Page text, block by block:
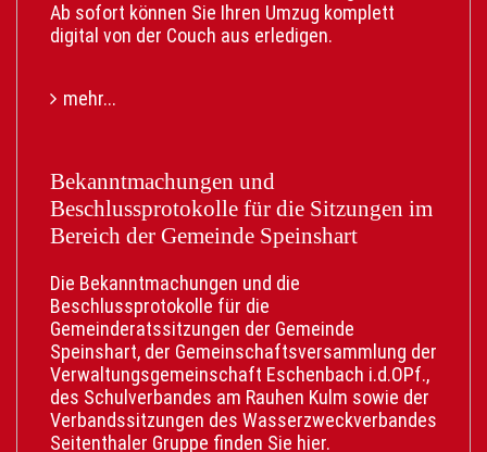
Ab sofort können Sie Ihren Umzug komplett
digital von der Couch aus erledigen.
• Keine Wartezeit: Unabhängig von den
Rathaus entfällt.
• Digitale Meldebescheinigung: Nach
Bestätigung des Einwohnermeldeamtes direkt
als Download mit offiziellem digitalem Siegel
• Bequeme Post: Der neue
Adressaufkleber für Personalausweis und/oder
Reisepass kommt direkt zu Ihnen nach Hause.
• Kostenlos: Der digitale Service ist
gebührenfrei.
Was Sie dafür brauchen:
• Personalausweis mit aktivierter Online-
mehr...
Bekanntmachungen und
Beschlussprotokolle für die Sitzungen im
Bereich der Gemeinde Speinshart
Die Bekanntmachungen und die
Beschlussprotokolle für die
Gemeinderatssitzungen der Gemeinde
Speinshart, der Gemeinschaftsversammlung der
Verwaltungsgemeinschaft Eschenbach i.d.OPf.,
des Schulverbandes am Rauhen Kulm sowie der
Verbandssitzungen des Wasserzweckverbandes
Seitenthaler Gruppe finden Sie hier.